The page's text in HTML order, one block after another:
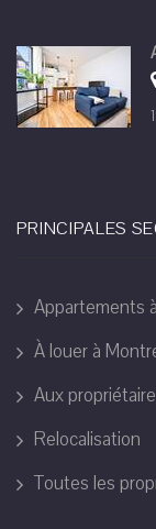
PRINCIPALES
Appartements
À louer à
Aux
Relocalisation
Toutes les